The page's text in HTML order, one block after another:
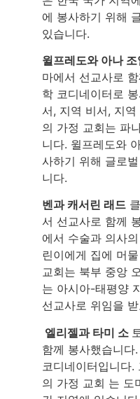
에 봉사하기 위해
있습니다.
윌프레도와 아나
마에서 선교사로
학 코디네이터로
서, 지역 비서, 지
의 가정 교회는 파
니다. 윌프레도와
사하기 위해 글로
니다.
벤과 캐서린 래드
서 선교사로 함께
에서 수술과 의사
린이에게 집에 머
교회는 북부 중앙
는 아시아-태평양
선교사로 위임을
엘리젤과 타미 소
함께 봉사했습니
코디네이터입니다
의 가정 교회 는 도